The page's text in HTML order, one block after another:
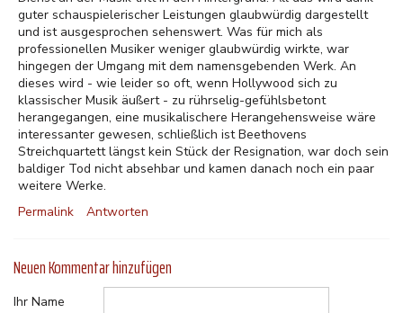
guter schauspielerischer Leistungen glaubwürdig dargestellt
und ist ausgesprochen sehenswert. Was für mich als
professionellen Musiker weniger glaubwürdig wirkte, war
hingegen der Umgang mit dem namensgebenden Werk. An
dieses wird - wie leider so oft, wenn Hollywood sich zu
klassischer Musik äußert - zu rührselig-gefühlsbetont
herangegangen, eine musikalischere Herangehensweise wäre
interessanter gewesen, schließlich ist Beethovens
Streichquartett längst kein Stück der Resignation, war doch sein
baldiger Tod nicht absehbar und kamen danach noch ein paar
weitere Werke.
Permalink
Antworten
Neuen Kommentar hinzufügen
Ihr Name